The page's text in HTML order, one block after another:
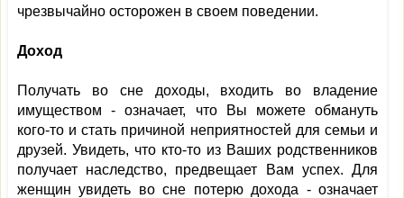
чрезвычайно осторожен в своем поведении.
Доход
Получать во сне доходы, входить во владение
имуществом - означает, что Вы можете обмануть
кого-то и стать причиной неприятностей для семьи и
друзей. Увидеть, что кто-то из Ваших родственников
получает наследство, предвещает Вам успех. Для
женщин увидеть во сне потерю дохода - означает